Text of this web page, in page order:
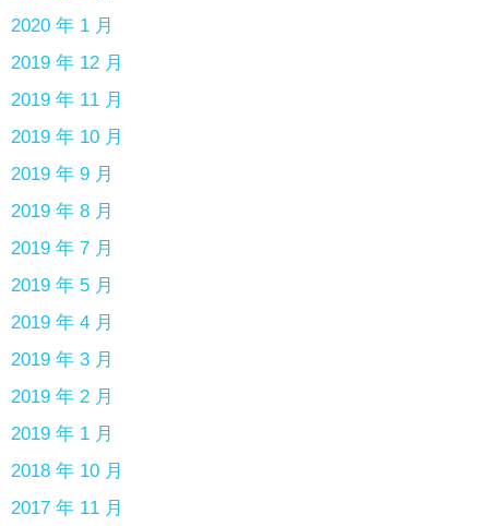
2020 年 1 月
2019 年 12 月
2019 年 11 月
2019 年 10 月
2019 年 9 月
2019 年 8 月
2019 年 7 月
2019 年 5 月
2019 年 4 月
2019 年 3 月
2019 年 2 月
2019 年 1 月
2018 年 10 月
2017 年 11 月